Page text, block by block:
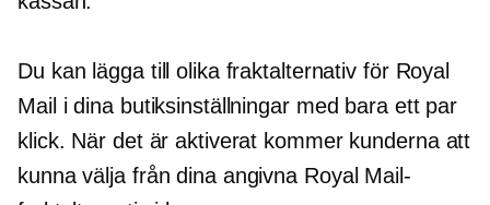
Du kan lägga till olika fraktalternativ för Royal
Mail i dina butiksinställningar med bara ett par
klick. När det är aktiverat kommer kunderna att
kunna välja från dina angivna Royal Mail-